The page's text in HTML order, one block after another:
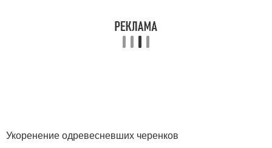
Укоренение одревесневших черенков